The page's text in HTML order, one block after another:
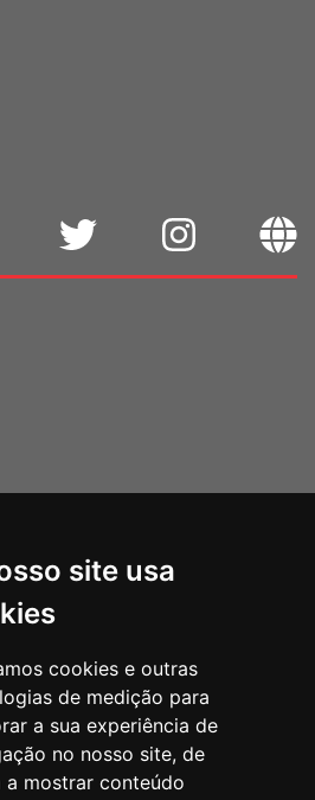
site usa
cookies e outras
de medição para
a sua experiência de
no nosso site, de
a mostrar conteúdo